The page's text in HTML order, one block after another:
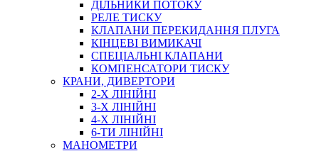
ПРУЖИННІ
НЕЙЛОНОВІ
ПРОРЕЗИНЕНІ
АВТОТОВАРИ
ДІЛЬНИКИ ПОТОКУ
РЕЛЕ ТИСКУ
КЛАПАНИ ПЕРЕКИДАННЯ ПЛУГА
КІНЦЕВІ ВИМИКАЧІ
СПЕЦІАЛЬНІ КЛАПАНИ
КОМПЕНСАТОРИ ТИСКУ
КРАНИ, ДИВЕРТОРИ
2-Х ЛІНІЙНІ
3-Х ЛІНІЙНІ
4-Х ЛІНІЙНІ
6-ТИ ЛІНІЙНІ
МАНОМЕТРИ